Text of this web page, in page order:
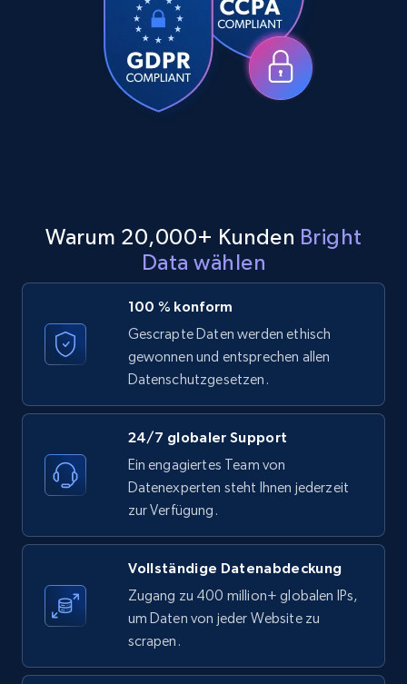
engagement rate, Comment engagement rate,
Like engagement rate, Bio link, Predicted lang,
and more.
963+ Gratis testen
Account id, Nickname, Biography, Awg
engagement rate, Comment engagement rate,
Like engagement rate, Bio link, Predicted lang,
8.3K+ Gratis testen
Youtube - Videos posts
URL, Title, Youtuber, Youtuber md5, Video url,
Video length, Likes, Views, and more.
8.1K+ 714+ Gratis testen
Youtube - Videos posts - Search new
youtube videos by keyword
URL, Title, Youtuber, Youtuber md5, Video url,
Warum 20,000+ Kunden Bright
Data wählen
100 % konform
Gescrapte Daten werden ethisch
gewonnen und entsprechen allen
Datenschutzgesetzen.
24/7 globaler Support
Ein engagiertes Team von
Datenexperten steht Ihnen jederzeit
zur Verfügung.
Vollständige Datenabdeckung
Zugang zu 400 million+ globalen IPs,
um Daten von jeder Website zu
scrapen.